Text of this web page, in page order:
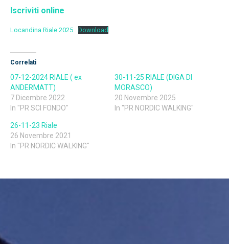
Iscriviti online
Locandina Riale 2025 Download
Correlati
07-12-2024 RIALE ( ex
ANDERMATT)
7 Dicembre 2022
In "PR SCI FONDO"
30-11-25 RIALE (DIGA DI
MORASCO)
20 Novembre 2025
In "PR NORDIC WALKING"
26-11-23 Riale
26 Novembre 2021
In "PR NORDIC WALKING"